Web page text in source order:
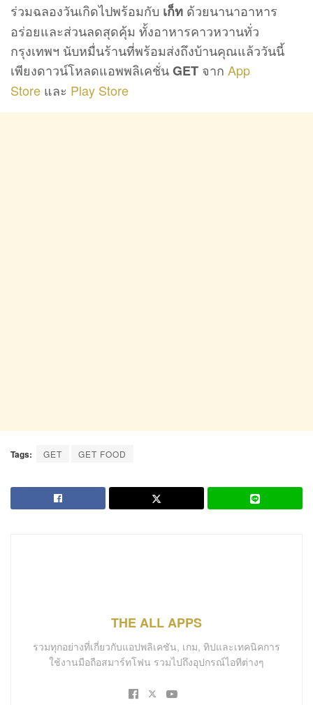
ร่วมฉลองวันเกิดไปพร้อมกับ เก็ท ด้วยนานาอาหาร
อร่อยและส่วนลดสุดคุ้ม ทั้งอาหารคาวหวานทั่ว
กรุงเทพฯ นับหมื่นร้านที่พร้อมส่งถึงบ้านคุณแล้ววันนี้
เพียงดาวน์โหลดแอพพลิเคชั่นGET จาก App
Store และ Play Store
Tags: GET GET FOOD
THE ALL APPS
รวมทุกอย่างที่เกี่ยวกับแอปพลิเคชัน, เกม, ทิปและเทคนิคการ
ใช้งานมือถือสมาร์ทโฟน รวมไปถึงอุปกรณ์ไอทีต่างๆ